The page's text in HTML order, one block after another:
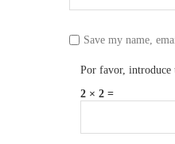
Save my name,
Por favor, introduce
2 × 2 =